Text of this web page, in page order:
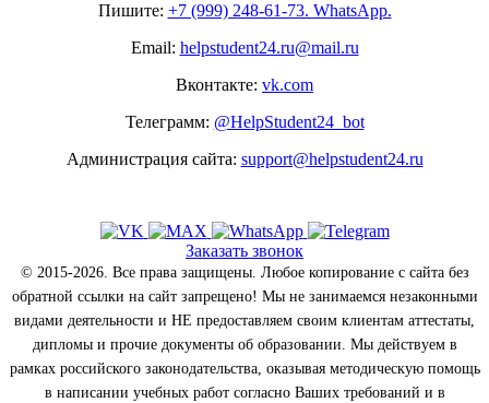
Пишите: +7 (999) 248-61-73. WhatsApp.
Email: helpstudent24.ru@mail.ru
Вконтакте: vk.com
Телеграмм: @HelpStudent24_bot
Администрация сайта: support@helpstudent24.ru
Заказать звонок
© 2015-2026. Все права защищены. Любое копирование с сайта без
обратной ссылки на сайт запрещено! Мы не занимаемся незаконными
видами деятельности и НЕ предоставляем своим клиентам аттестаты,
дипломы и прочие документы об образовании. Мы действуем в
рамках российского законодательства, оказывая методическую помощь
в написании учебных работ согласно Ваших требований и в